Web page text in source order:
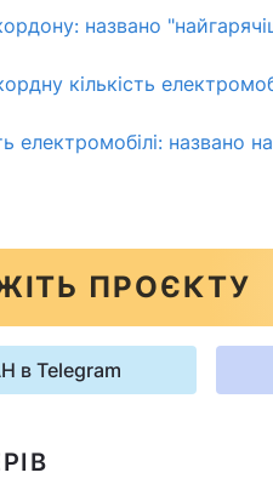
названо
кількість
електромобілі: названо
ПРОЄКТУ
в Telegram